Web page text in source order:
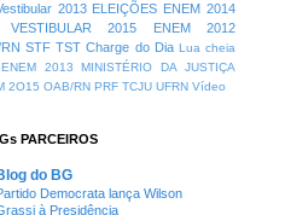
2013 ELEIÇÕES ENEM 2014
VESTIBULAR 2015
ENEM 2012
STF TST Charge do Dia Lua cheia
ENEM 2013
MINISTÉRIO DA JUSTIÇA
2O15 OAB/RN PRF TCJU UFRN Vídeo
PARCEIROS
do BG
Democrata lança Wilson
à Presidência